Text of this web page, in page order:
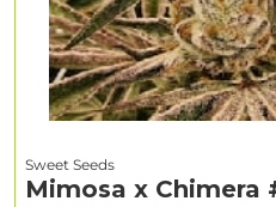
Sweet Seeds
Mimosa x Chimera